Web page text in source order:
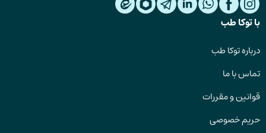
با توکا طب
درباره توکا طب
تماس با ما
قوانین و مقررات
حریم خصوصی